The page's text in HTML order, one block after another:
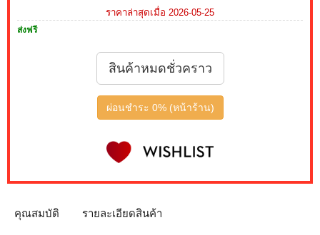
ราคาล่าสุดเมื่อ 2026-05-25
ส่งฟรี
สินค้าหมดชั่วคราว
ผ่อนชำระ 0% (หน้าร้าน)
คุณสมบัติ รายละเอียดสินค้า